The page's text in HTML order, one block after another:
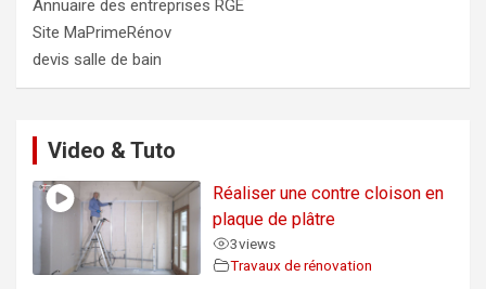
Annuaire des entreprises RGE
Site MaPrimeRénov
devis salle de bain
Video & Tuto
Réaliser une contre cloison en
plaque de plâtre
3views
Travaux de rénovation